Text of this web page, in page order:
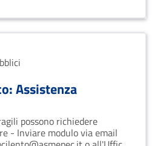
Assistenza
possono richiedere
- Inviare modulo via email